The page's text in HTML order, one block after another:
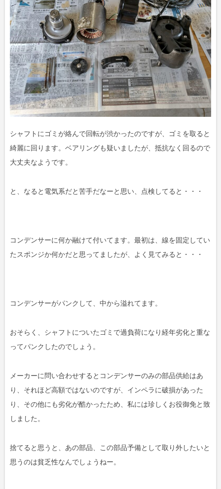
シャフトにゴミが絡んで回転が渋かったのですが、ゴミを取ると
綺麗に回ります。ベアリングも疑いましたが、抵抗なく回るので
大丈夫なようです。
と、なると電気系だと苦手だなーと思い、点検してると・・・
コンデンサーに何か融けて付いてます。最初は、線を固定してい
たスポンジか何かだと思ってましたが、よく見てみると・・・
コンデンサーがパンクして、中から溢れてます。
おそらく、シャフトについたゴミで過負荷になり経年劣化と重な
ってパンクしたのでしょう。
メーカーに問い合わせするとコンデンサーのみの部品供給はあ
り、それほど高額ではないのですが、インペラに破損があった
り、その他にも劣化が酷かったため、私には珍しくお役御免と致
しました。
捨てると思うと、あの部品、この部品予備として取り外したいと
思うのは貧乏性なんでしょうねー。